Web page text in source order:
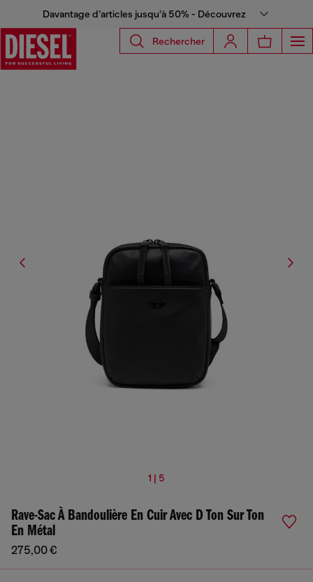
Davantage d’articles jusqu’à 50% - Découvrez
Rechercher
1 | 5
Rave-Sac À Bandoulière En Cuir Avec D Ton Sur Ton
En Métal
275,00 €